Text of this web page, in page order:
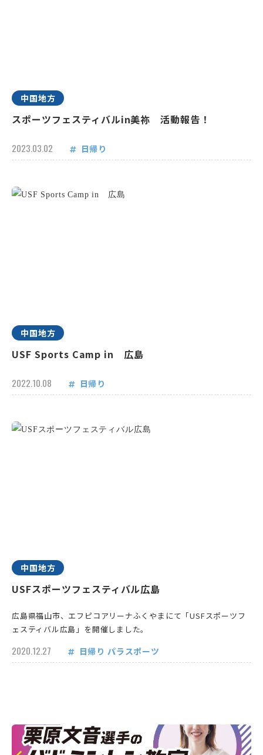
中国地方
スポーツフェスティバルin美祢 活動報告！
2023.03.02 日帰り
中国地方
USF Sports Camp in 広島
2022.10.08 日帰り
中国地方
USFスポーツフェスティバル広島
広島県福山市、エフピコアリーナふくやまにて「USFスポーツフ
ェスティバル広島」を開催しました。
2020.12.27 日帰り パラスポーツ